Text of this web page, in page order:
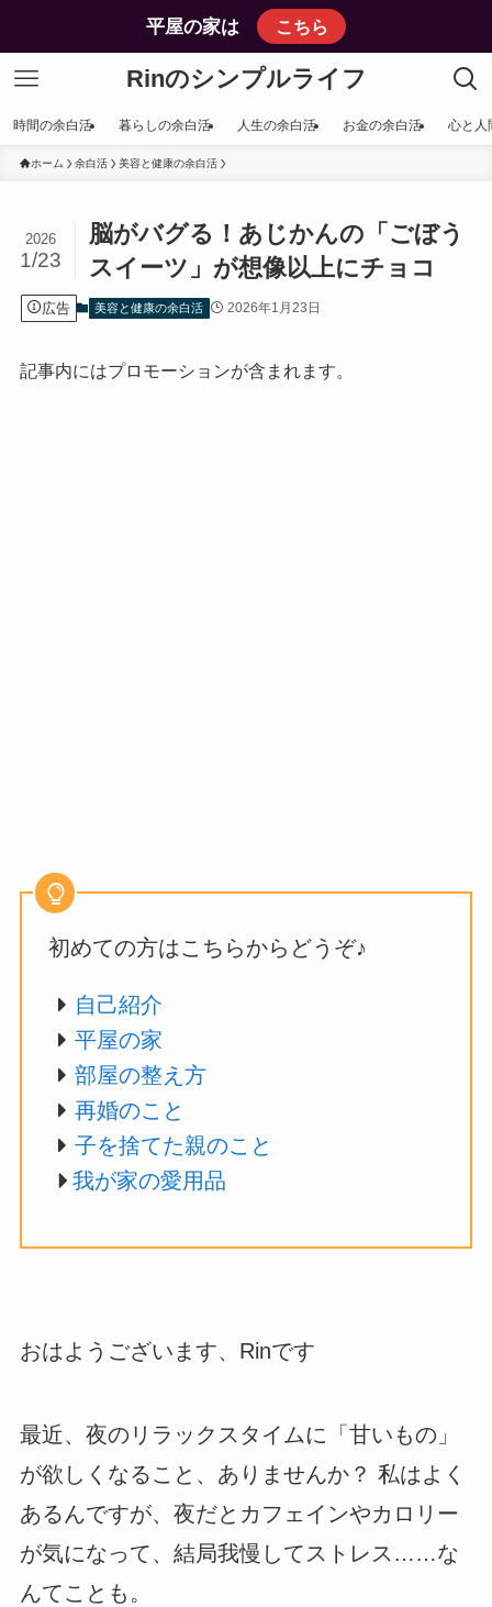
平屋の家は こちら
Rinのシンプルライフ
時間の余白活 暮らしの余白活 人生の余白活 お金の余白活 心と人
ホーム 余白活 美容と健康の余白活
脳がバグる！あじかんの「ごぼう
スイーツ」が想像以上にチョコ
2026
1/23
広告 美容と健康の余白活 2026年1月23日
記事内にはプロモーションが含まれます。
初めての方はこちらからどうぞ♪
自己紹介
平屋の家
部屋の整え方
再婚のこと
子を捨てた親のこと
我が家の愛用品
おはようございます、Rinです
最近、夜のリラックスタイムに「甘いもの」
が欲しくなること、ありませんか？ 私はよく
あるんですが、夜だとカフェインやカロリー
が気になって、結局我慢してストレス……な
んてことも。